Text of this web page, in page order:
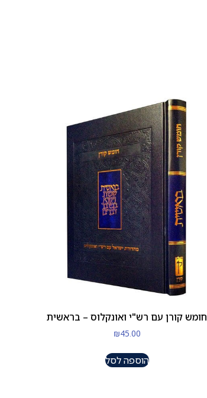
חומש קורן עם רש"י ואונקלוס – בראשית
₪45.00
הוספה לסל